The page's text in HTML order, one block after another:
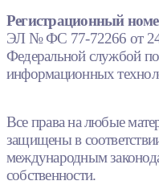
Регистрационный
ЭЛ № ФС 77-72266 от
Федеральной службой
информационных
Все права на любые
защищены в
международным
собственности.